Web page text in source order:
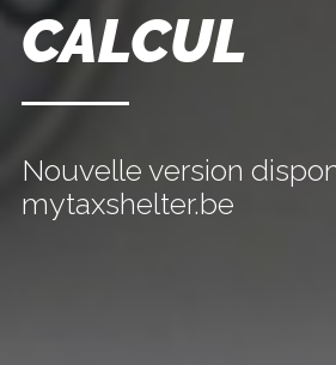
CALCUL
Nouvelle version
mytaxshelter.be